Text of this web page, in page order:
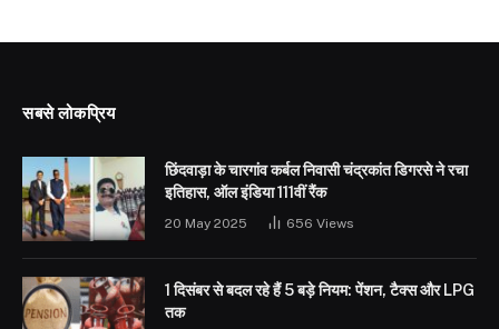
सबसे लोकप्रिय
छिंदवाड़ा के चारगांव कर्बल निवासी चंद्रकांत डिगरसे ने रचा
इतिहास, ऑल इंडिया 111वीं रैंक
20 May 2025 656 Views
1 दिसंबर से बदल रहे हैं 5 बड़े नियम: पेंशन, टैक्स और LPG
तक